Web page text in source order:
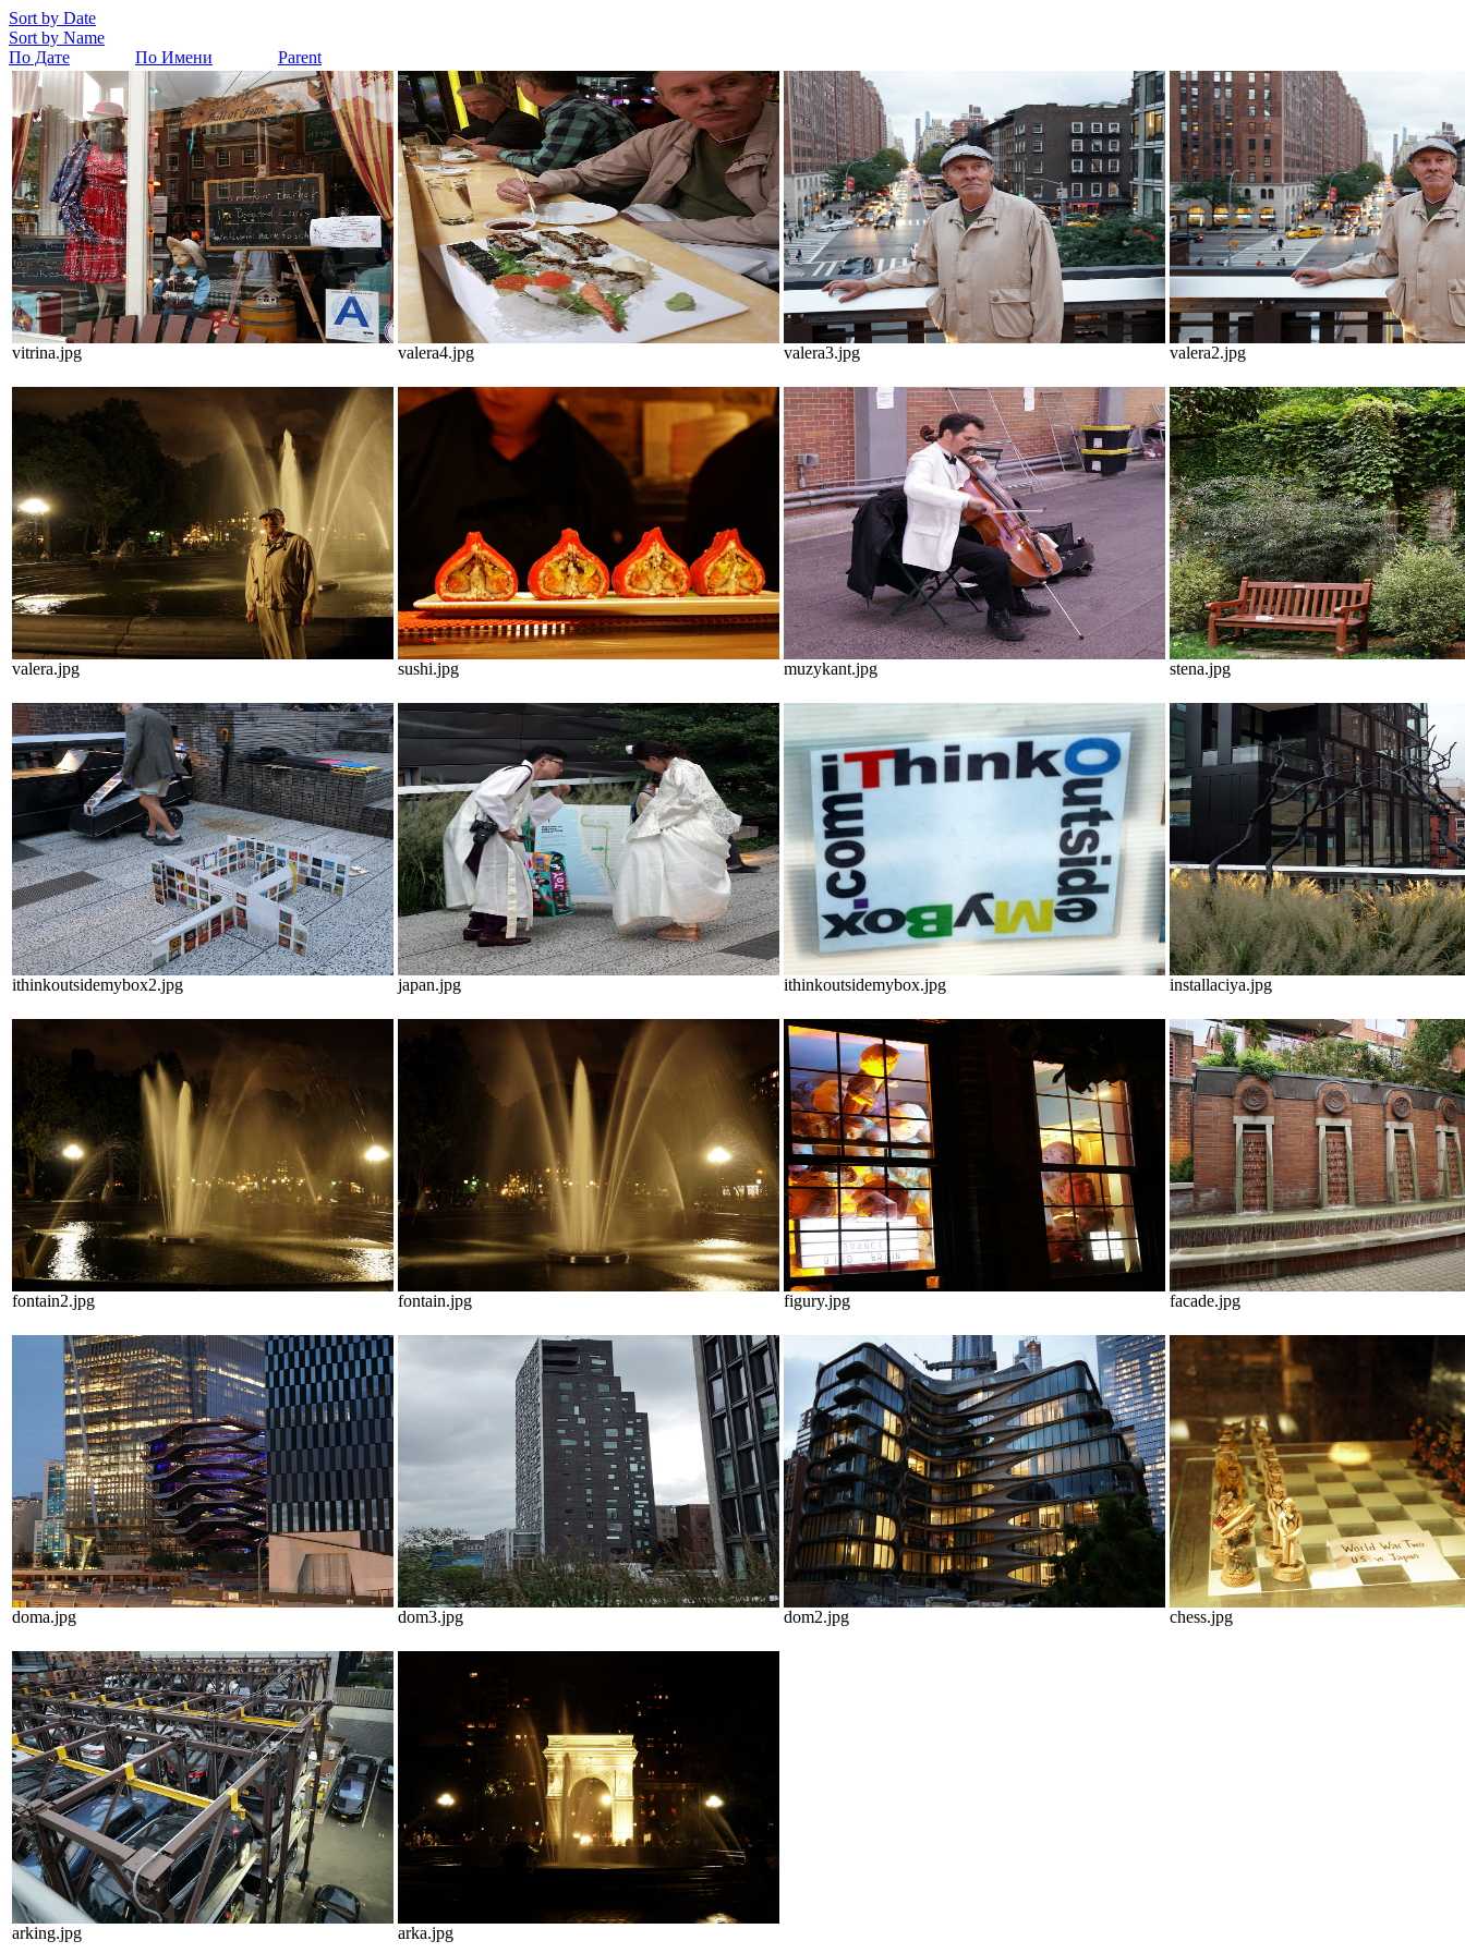
Sort by Date
Sort by Name
По Дате
По Имени Parent
vitrina.jpg valera4.jpg valera3.jpg valera2.jpg
valera.jpg sushi.jpg muzykant.jpg stena.jpg
ithinkoutsidemybox2.jpg japan.jpg ithinkoutsidemybox.jpg installaciya.jpg
fontain2.jpg fontain.jpg figury.jpg facade.jpg
doma.jpg dom3.jpg dom2.jpg chess.jpg
arking.jpg arka.jpg